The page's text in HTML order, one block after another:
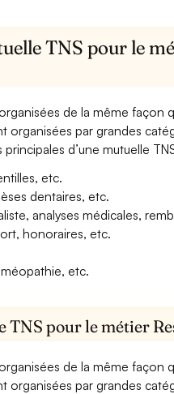
TNS pour le
de la même façon
organisées par grandes
d’une mutuelle
etc.
dentaires, etc.
analyses médicales,
honoraires, etc.
etc.
pour le métier
de la même façon
organisées par grandes